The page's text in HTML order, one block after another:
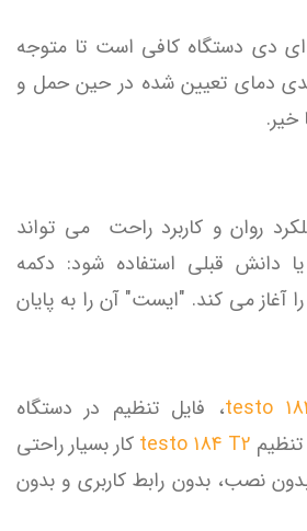
دی دستگاه کافی است تا متوجه
دمای تعیین شده در حین حمل و
روان و کاربرد راحت می تواند
دانش قبلی استفاده شود: دکمه
آغاز می کند. "ایست" آن را به پایان
testo، فایل تنظیم در دستگاه
testo 184 T2 کار بسیار راحتی
نصب، بدون رابط کاربری و بدون